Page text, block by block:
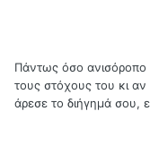
Πάντως όσο ανισόροπο
τους στόχους του κι
άρεσε το διήγημά σου,